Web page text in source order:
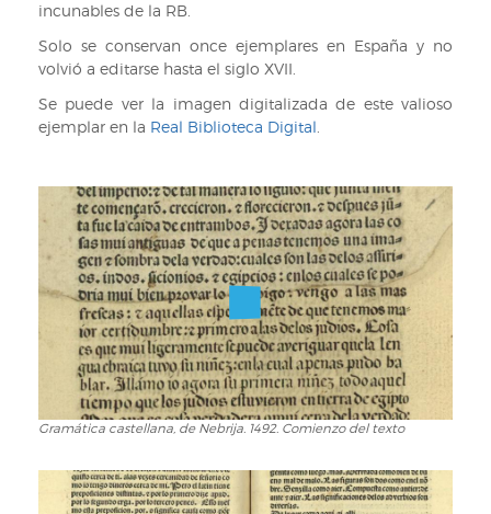
incunables de la RB.
Solo se conservan once ejemplares en España y no
volvió a editarse hasta el siglo XVII.
Se puede ver la imagen digitalizada de este valioso
ejemplar en la Real Biblioteca Digital.
Gramática
Nebrija.
Gramática castellana, de Nebrija. 1492. Comienzo del texto